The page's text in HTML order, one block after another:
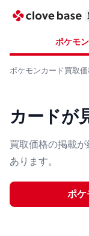
ポケモン
ポケモンカード買取
カードが
買取価格の掲載
あります。
ポケ